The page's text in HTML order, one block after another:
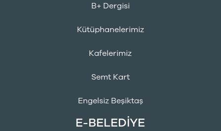
B+ Dergisi
Kütüphanelerimiz
Kafelerimiz
Semt Kart
Engelsiz Beşiktaş
E-BELEDİYE